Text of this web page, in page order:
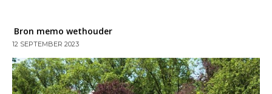
Bron memo wethouder
12 SEPTEMBER 2023